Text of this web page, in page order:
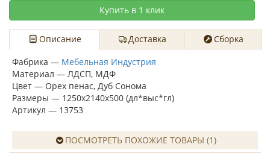
Купить в 1 клик
Описание Доставка
Сборка
Фабрика — Мебельная Индустрия
Материал — ЛДСП, МДФ
Цвет — Орех пенас, Дуб Сонома
Размеры — 1250х2140х500 (дл*выс*гл)
Артикул — 13753
ПОСМОТРЕТЬ ПОХОЖИЕ ТОВАРЫ (1)